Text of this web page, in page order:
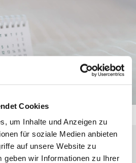
Cookies
um Inhalte und Anzeigen zu
für soziale Medien anbieten
auf unsere Website zu
geben wir Informationen zu Ihrer
2026, 09:30 Uhr